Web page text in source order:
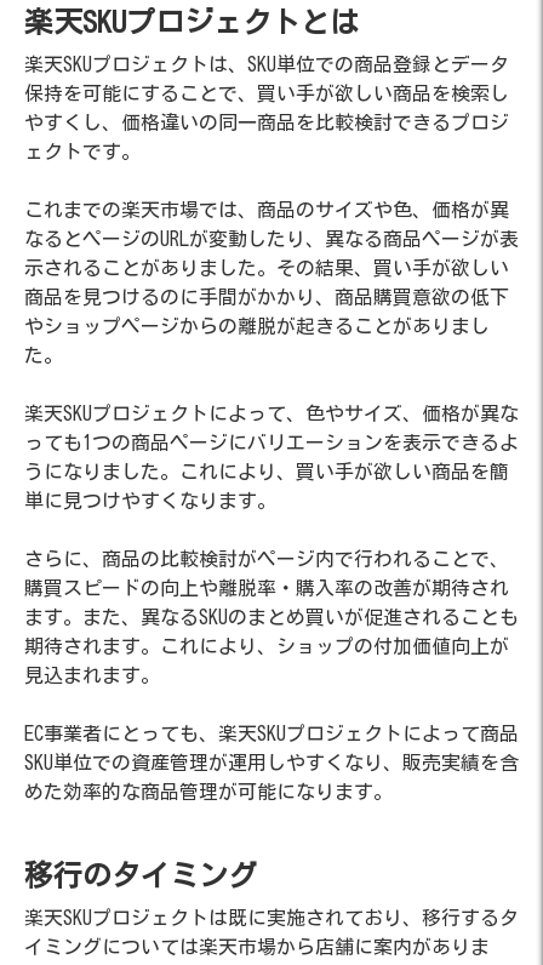
楽天SKUプロジェクトとは
楽天SKUプロジェクトは、SKU単位での商品登録とデータ
保持を可能にすることで、買い手が欲しい商品を検索し
やすくし、価格違いの同一商品を比較検討できるプロジ
ェクトです。
これまでの楽天市場では、商品のサイズや色、価格が異
なるとページのURLが変動したり、異なる商品ページが表
示されることがありました。その結果、買い手が欲しい
商品を見つけるのに手間がかかり、商品購買意欲の低下
やショップページからの離脱が起きることがありまし
た。
楽天SKUプロジェクトによって、色やサイズ、価格が異な
っても1つの商品ページにバリエーションを表示できるよ
うになりました。これにより、買い手が欲しい商品を簡
単に見つけやすくなります。
さらに、商品の比較検討がページ内で行われることで、
購買スピードの向上や離脱率・購入率の改善が期待され
ます。また、異なるSKUのまとめ買いが促進されることも
期待されます。これにより、ショップの付加価値向上が
見込まれます。
EC事業者にとっても、楽天SKUプロジェクトによって商品
SKU単位での資産管理が運用しやすくなり、販売実績を含
めた効率的な商品管理が可能になります。
移行のタイミング
楽天SKUプロジェクトは既に実施されており、移行するタ
イミングについては楽天市場から店舗に案内がありま